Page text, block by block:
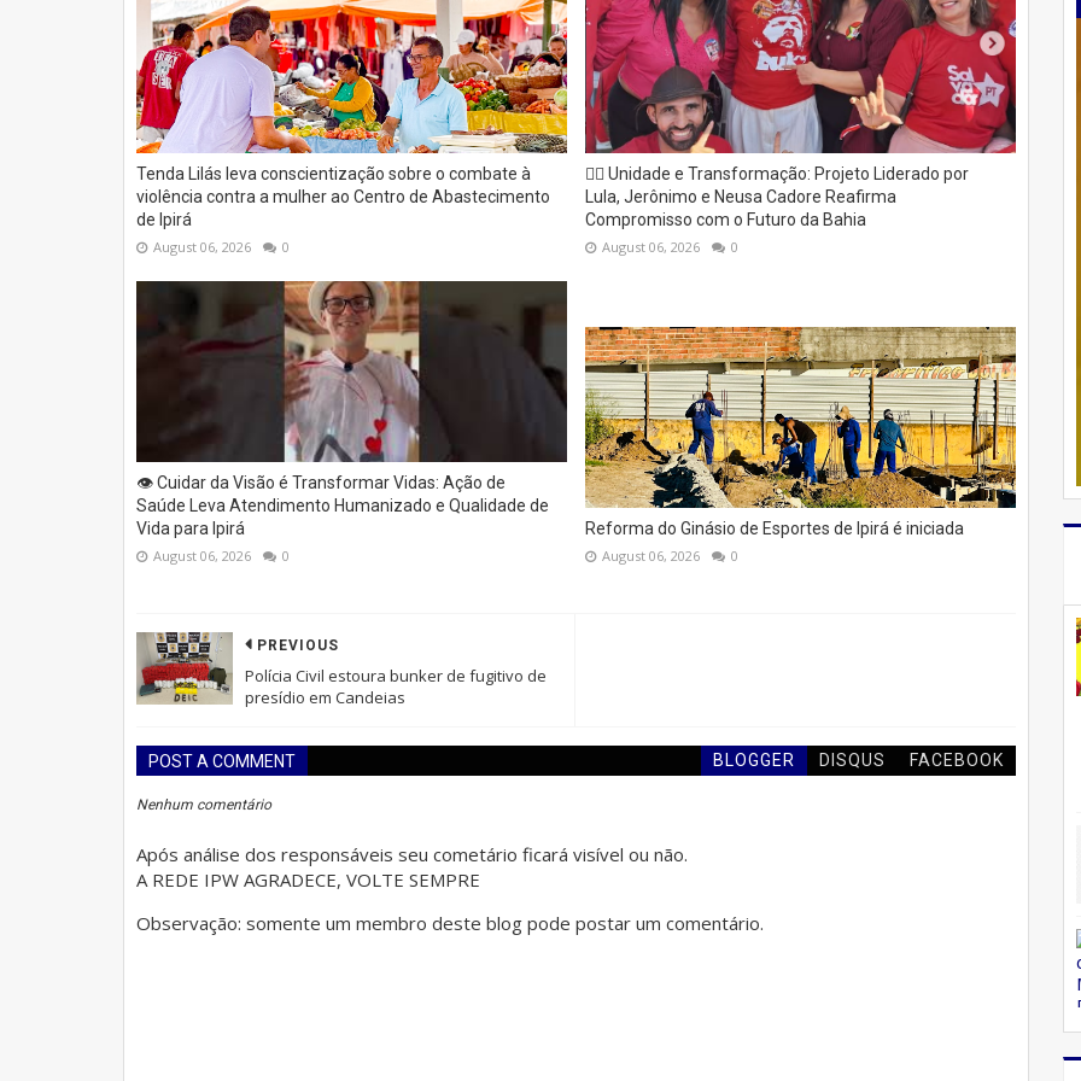
Tenda Lilás leva conscientização sobre o combate à
violência contra a mulher ao Centro de Abastecimento
de Ipirá
August 06, 2026 0
✊🏽 Unidade e Transformação: Projeto Liderado por
Lula, Jerônimo e Neusa Cadore Reafirma
Compromisso com o Futuro da Bahia
August 06, 2026 0
👁️ Cuidar da Visão é Transformar Vidas: Ação de
Saúde Leva Atendimento Humanizado e Qualidade de
Vida para Ipirá
August 06, 2026 0
Reforma do Ginásio de Esportes de Ipirá é iniciada
August 06, 2026 0
PREVIOUS
Polícia Civil estoura bunker de fugitivo de
presídio em Candeias
POST A COMMENT BLOGGER DISQUS FACEBOOK
Nenhum comentário
Após análise dos responsáveis seu cometário ficará visível ou não.
A REDE IPW AGRADECE, VOLTE SEMPRE
Observação: somente um membro deste blog pode postar um comentário.